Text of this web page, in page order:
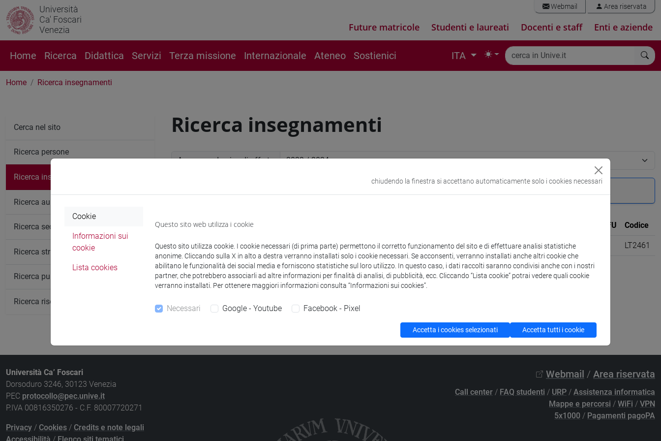
Università
Ca' Foscari
Venezia
Webmail Area riservata
Future matricole Studenti e laureati Docenti e staff Enti e aziende
Home Ricerca Didattica Servizi Terza missione Internazionale Ateneo Sostienici ITA
Home Ricerca insegnamenti
Ricerca insegnamenti
Anno accademico di offerta
Insegnamento CFU Codice
STORIA ECONOMICA DEL MEDITERRANEO-lingue, culture e società dell'asia e dell'africa mediterranea [LT40] VENEZIA LT2461
Cerca nel sito
Ricerca persone
Ricerca insegnamenti
Ricerca aule
Ricerca sedi
Ricerca strutture
Ricerca pubblicazioni
Ricerca risorse bibliografiche
Università Ca’ Foscari
Dorsoduro 3246, 30123 Venezia
PEC protocollo@pec.unive.it
P.IVA 00816350276 - C.F. 80007720271
Privacy / Cookies / Credits e note legali
Webmail / Area riservata
Call center / FAQ studenti / URP / Assistenza informatica
Mappe e percorsi / WiFi / VPN
5x1000 / Pagamenti pagoPA
chiudendo la finestra si accettano automaticamente solo i cookies necessari
Cookie
Informazioni sui
cookie
Lista cookies
Questo sito web utilizza i cookie
Questo sito utilizza cookie. I cookie necessari (di prima parte) permettono il corretto funzionamento del sito e di effettuare analisi statistiche
anonime. Cliccando sulla X in alto a destra verranno installati solo i cookie necessari. Se acconsenti, verranno installati anche altri cookie che
abilitano le funzionalità dei social media e forniscono statistiche sul loro utilizzo. In questo caso, i dati raccolti saranno condivisi anche con i nostri
partner, che potrebbero associarli ad altre informazioni per finalità di analisi, di pubblicità, ecc. Cliccando “Lista cookie” potrai vedere quali cookie
verranno installati. Per ottenere maggiori informazioni consulta “Informazioni sui cookies”.
Necessari Google - Youtube Facebook - Pixel
Accetta i cookies selezionati Accetta tutti i cookie